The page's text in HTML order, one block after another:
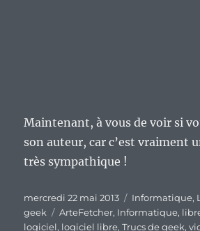
Maintenant, à vous de voir si
son auteur, car c’est vraiment
très sympathique !
Publié
le
mercredi 22 mai 2013 Catégories
Informatique,
geek
Étiquettes
ArteFetcher, Informatique,
logiciel, logiciel libre,Trucs de geek,